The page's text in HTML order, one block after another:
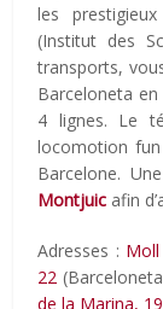
les
(Institut des
transports,
Barceloneta en
4 lignes. Le
locomotion
Barcelone.
Montjuic afin
Adresses :
22
de la Marina,